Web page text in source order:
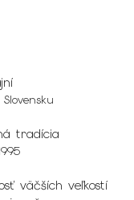
tradícia
väčších veľkostí